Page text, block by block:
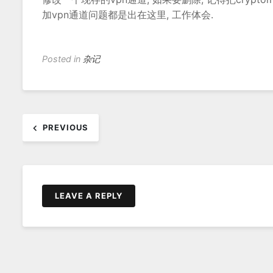
加vpn通道问题都是出在这里, 工作体会.
Posted in 杂记
章
PREVIOUS
LEAVE A REPLY